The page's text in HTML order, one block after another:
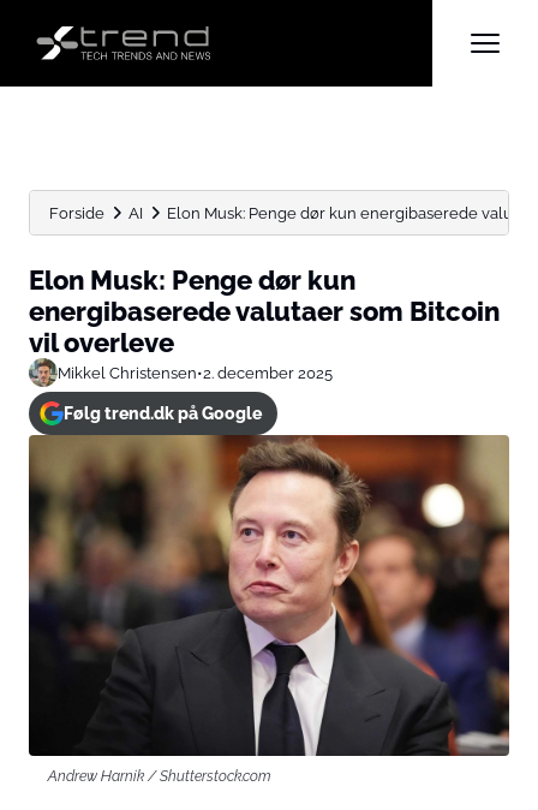
Forside AI Elon Musk: Penge dør kun energibaserede
Elon Musk: Penge dør kun
energibaserede valutaer som Bitcoin
vil overleve
Mikkel Christensen•2. december 2025
Følg trend.dk på Google
Andrew Harnik / Shutterstock.com